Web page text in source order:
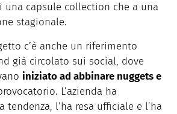
capsule collection che a una
stagionale.
c’è anche un riferimento
già circolato sui social, dove
iniziato ad abbinare nuggets e
L’azienda ha
l’ha resa ufficiale e l’ha